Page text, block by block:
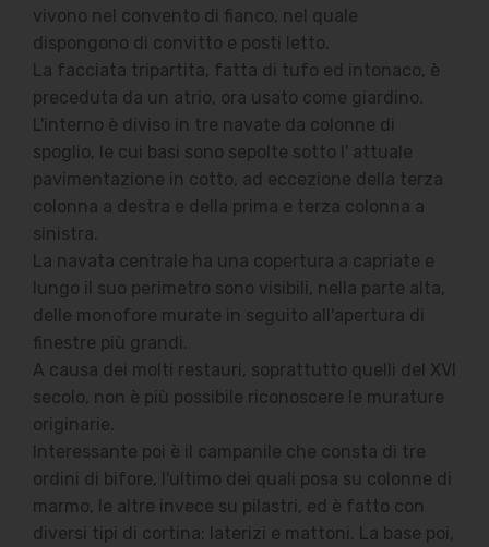
vivono nel convento di fianco, nel quale
dispongono di convitto e posti letto.
La facciata tripartita, fatta di tufo ed intonaco, è
preceduta da un atrio, ora usato come giardino.
L'interno è diviso in tre navate da colonne di
spoglio, le cui basi sono sepolte sotto l' attuale
pavimentazione in cotto, ad eccezione della terza
colonna a destra e della prima e terza colonna a
sinistra.
La navata centrale ha una copertura a capriate e
lungo il suo perimetro sono visibili, nella parte alta,
delle monofore murate in seguito all'apertura di
finestre più grandi.
A causa dei molti restauri, soprattutto quelli del XVI
secolo, non è più possibile riconoscere le murature
originarie.
Interessante poi è il campanile che consta di tre
ordini di bifore, l'ultimo dei quali posa su colonne di
marmo, le altre invece su pilastri, ed è fatto con
diversi tipi di cortina: laterizi e mattoni. La base poi,